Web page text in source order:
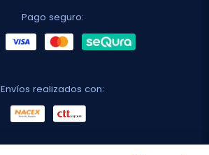
Pago seguro:
Envíos realizados con: